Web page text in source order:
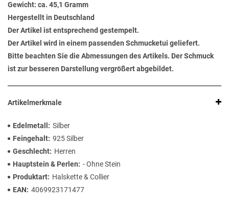
Gewicht: ca. 45,1 Gramm
Hergestellt in Deutschland
Der Artikel ist entsprechend gestempelt.
Der Artikel wird in einem passenden Schmucketui geliefert.
Bitte beachten Sie die Abmessungen des Artikels. Der Schmuck
ist zur besseren Darstellung vergrößert abgebildet.
Artikelmerkmale
Edelmetall
Silber
Feingehalt 925 Silber
Geschlecht
Herren
Hauptstein & Perlen
- Ohne Stein
Produktart
Halskette & Collier
EAN
4069923171477